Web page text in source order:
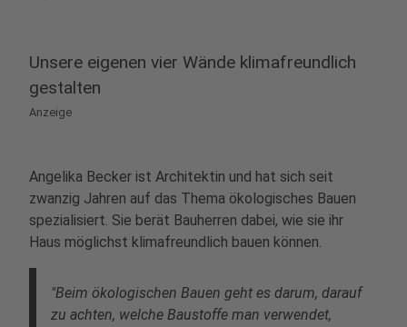
Unsere eigenen vier Wände klimafreundlich
gestalten
Anzeige
Angelika Becker ist Architektin und hat sich seit
zwanzig Jahren auf das Thema ökologisches Bauen
spezialisiert. Sie berät Bauherren dabei, wie sie ihr
Haus möglichst klimafreundlich bauen können.
"Beim ökologischen Bauen geht es darum, darauf
zu achten, welche Baustoffe man verwendet,